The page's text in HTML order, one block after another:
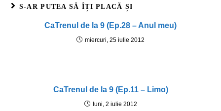
S-AR PUTEA SĂ ÎȚI PLACĂ ȘI
CaTrenul de la 9 (Ep.28 – Anul meu)
miercuri, 25 iulie 2012
CaTrenul de la 9 (Ep.11 – Limo)
luni, 2 iulie 2012